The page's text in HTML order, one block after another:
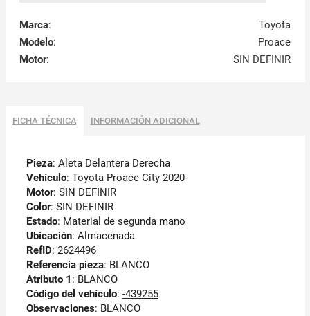
Marca:
Toyota
Modelo:
Proace
Motor: SIN DEFINIR
FICHA TÉCNICA INFORMACIÓN ADICIONAL
Pieza: Aleta Delantera Derecha
Vehículo: Toyota Proace City 2020-
Motor: SIN DEFINIR
Color: SIN DEFINIR
Estado: Material de segunda mano
Ubicación: Almacenada
RefID: 2624496
Referencia pieza: BLANCO
Atributo 1 : BLANCO
Código del vehículo: -439255
Observaciones: BLANCO